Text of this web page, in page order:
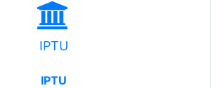
IPTU
IPTU